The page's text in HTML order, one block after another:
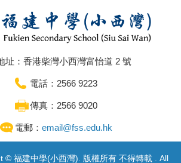
址：香港柴灣小西灣富怡道 2 號
電話：2566 9223
傳真：2566 9020
電郵： email@fss.edu.hk
© 福建中學(小西灣). 版權所有 不得轉載 . All